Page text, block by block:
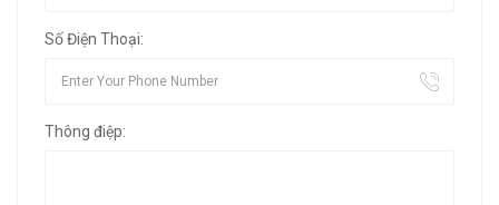
Số Điện Thoại:
Thông điệp: